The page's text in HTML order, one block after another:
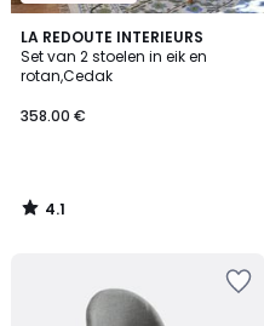
LA REDOUTE INTERIEURS
Set van 2 stoelen in eik en
rotan,Cedak
358.00 €
4.1
/ 5
4.1
/